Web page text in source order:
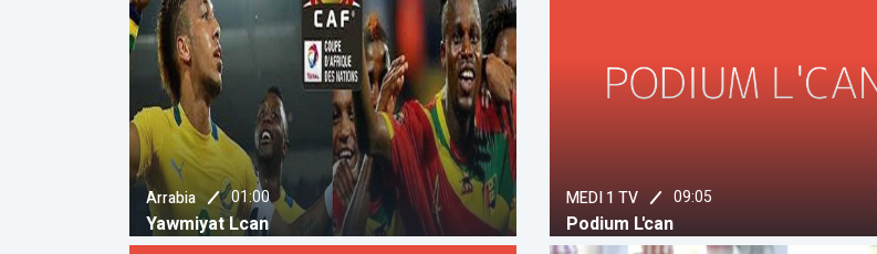
Arrabia 01:00
Yawmiyat Lcan
MEDI 1 TV 09:05
Podium L'can